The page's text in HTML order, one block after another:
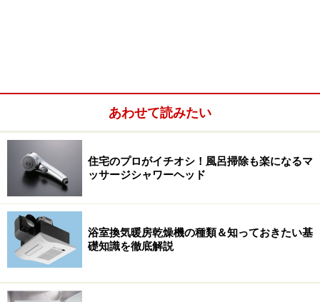
あわせて読みたい
住宅のプロがイチオシ！風呂掃除も楽になるマ
ッサージシャワーヘッド
浴室換気暖房乾燥機の種類＆知っておきたい基
礎知識を徹底解説